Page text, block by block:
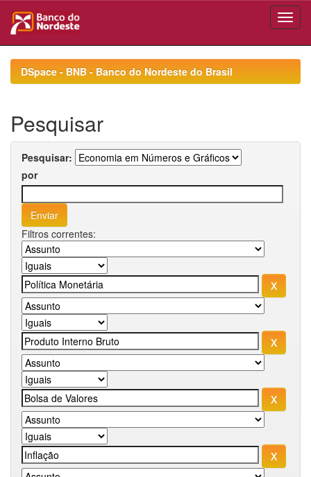
navigationDSpace - BNB - Banco do Nordeste do Brasil
Pesquisar
Pesquisar:
por
Filtros correntes: